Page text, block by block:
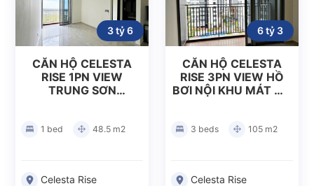
3 tỷ 6
CĂN HỘ CELESTA
RISE 1PN VIEW
TRUNG SƠN
1 bed 48.5 m2
Celesta Rise
6 tỷ 3
CĂN HỘ CELESTA
RISE 3PN VIEW HỒ
BƠI NỘI KHU MÁT MẺ
3 beds 105 m2
Celesta Rise